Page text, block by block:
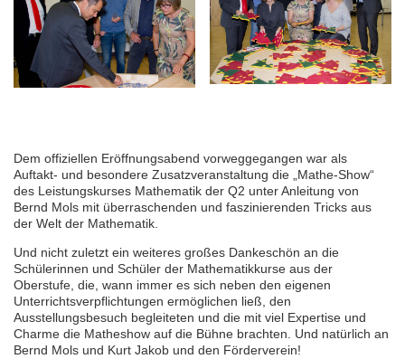
Dem offiziellen Eröffnungsabend vorweggegangen war als
Auftakt- und besondere Zusatzveranstaltung die „Mathe-Show“
des Leistungskurses Mathematik der Q2 unter Anleitung von
Bernd Mols mit überraschenden und faszinierenden Tricks aus
der Welt der Mathematik.
Und nicht zuletzt ein weiteres großes Dankeschön an die
Schülerinnen und Schüler der Mathematikkurse aus der
Oberstufe, die, wann immer es sich neben den eigenen
Unterrichtsverpflichtungen ermöglichen ließ, den
Ausstellungsbesuch begleiteten und die mit viel Expertise und
Charme die Matheshow auf die Bühne brachten. Und natürlich an
Bernd Mols und Kurt Jakob und den Förderverein!